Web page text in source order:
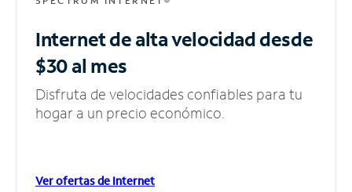
Internet de alta velocidaddesde
$30 al mes
Disfruta de velocidades confiables para tu
hogar a un precio económico.
Ver ofertas de Internet